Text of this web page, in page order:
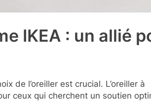
IKEA : un allié
de l’oreiller est crucial. L’oreiller à
ceux qui cherchent un soutien